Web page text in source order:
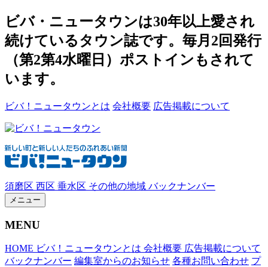
ビバ・ニュータウンは30年以上愛され
続けているタウン誌です。毎月2回発行
（第2第4水曜日）ポストインもされて
います。
ビバ！ニュータウンとは 会社概要 広告掲載について
須磨区 西区 垂水区 その他の地域 バックナンバー
メニュー
MENU
HOME ビバ！ニュータウンとは 会社概要 広告掲載について
バックナンバー 編集室からのお知らせ 各種お問い合わせ プ